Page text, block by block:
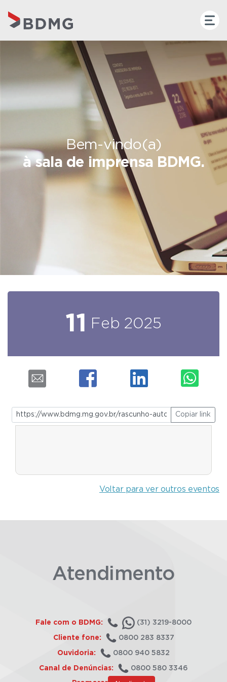
Bem-vindo(a)
à sala de imprensa BDMG.
11 Feb 2025
Copiar link
Voltar para ver outros eventos
Atendimento
Fale com o BDMG: (31) 3219-8000
Cliente fone: 0800 283 8337
Ouvidoria: 0800 940 5832
Canal de Denúncias: 0800 580 3346